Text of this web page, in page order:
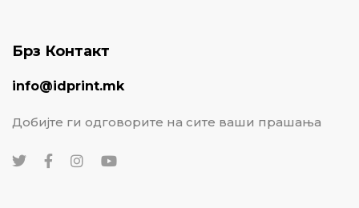
Брз Контакт
info@idprint.mk
Добијте ги одговорите на сите ваши прашања